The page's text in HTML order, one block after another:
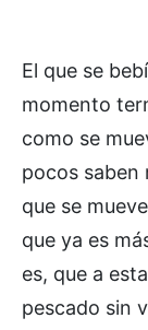
El que se
momento
como se
pocos saben
que se
que ya es
es, que a
pescado sin